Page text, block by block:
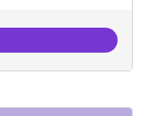
re-avaluació